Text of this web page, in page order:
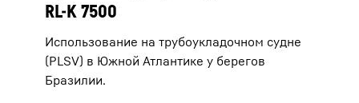
RL-K 7500
Использование на трубоукладочном судне
(PLSV) в Южной Атлантике у берегов
Бразилии.